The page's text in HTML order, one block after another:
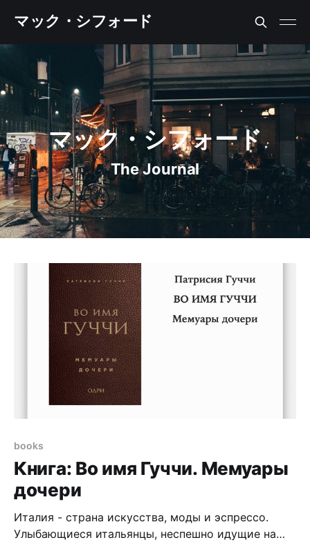
マック・シフォード
マック・シフォード
The Journal
books
Книга: Во имя Гуччи. Мемуары
дочери
Италия - страна искусства, моды и эспрессо.
Улыбающиеся итальянцы, неспешно идущие на